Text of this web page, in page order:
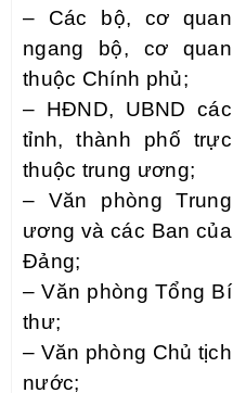
– Các bộ, cơ quan
ngang bộ, cơ quan
thuộc Chính phủ;
– HĐND, UBND các
tỉnh, thành phố trực
thuộc trung ương;
– Văn phòng Trung
ương và các Ban của
Đảng;
– Văn phòng Tổng Bí
thư;
– Văn phòng Chủ tịch
nước;